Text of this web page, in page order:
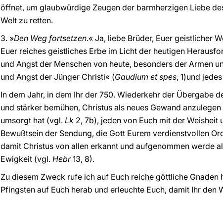
öffnet, um glaubwürdige Zeugen der barmherzigen Liebe
Welt zu retten.
3. »Den Weg fortsetzen.« Ja, liebe Brüder, Euer geistlicher
Euer reiches geistliches Erbe im Licht der heutigen
und Angst der Menschen von heute, besonders der Armen
und Angst der Jünger Christi« (Gaudium et spes, 1)und
In dem Jahr, in dem Ihr der 750. Wiederkehr der Übergabe
und stärker bemühen, Christus als neues Gewand
umsorgt hat (vgl. Lk 2, 7b), jeden von Euch mit der
Bewußtsein der Sendung, die Gott Eurem verdienstvollen
damit Christus von allen erkannt und aufgenommen werde
Ewigkeit (vgl. Hebr13, 8).
Zu diesem Zweck rufe ich auf Euch reiche göttliche
Pfingsten auf Euch herab und erleuchte Euch, damit Ihr